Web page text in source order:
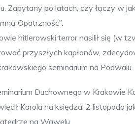
Zapytany po latach, czy łączy w
Opatrzność”.
hitlerowski terror nasilił się (w
przyszłych kapłanów,
seminarium na Podwalu.
Duchownego w Krakowie
Karola na księdza. 2 listopada
na Wawelu.